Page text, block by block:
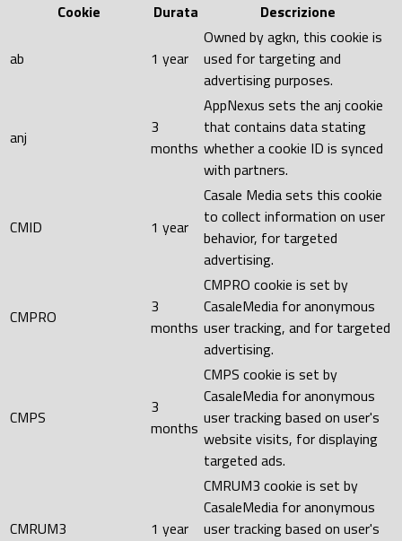
Cookie
Durata Descrizione
ab 1 year
Owned by agkn, this cookie is
used for targeting and
advertising purposes.
anj
3
months
AppNexus sets the anj cookie
that contains data stating
whether a cookie ID is synced
with partners.
CMID 1 year
Casale Media sets this cookie
to collect information on user
behavior, for targeted
advertising.
CMPRO
3
months
CMPRO cookie is set by
CasaleMedia for anonymous
user tracking, and for targeted
advertising.
CMPS
3
months
CMPS cookie is set by
CasaleMedia for anonymous
user tracking based on user's
website visits, for displaying
targeted ads.
CMRUM3 1 year
CMRUM3 cookie is set by
CasaleMedia for anonymous
user tracking based on user's